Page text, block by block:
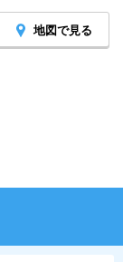
地図で見る